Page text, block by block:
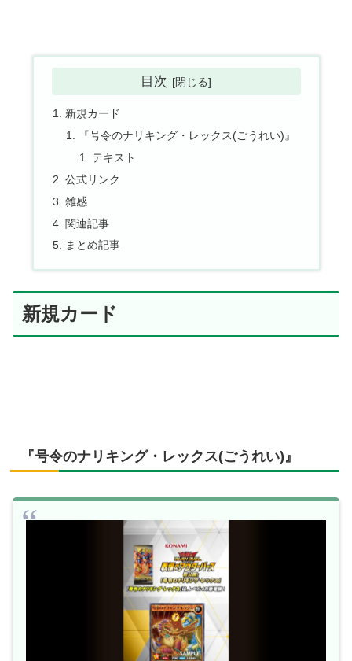
目次
新規カード
『号令のナリキング・レックス(ごうれい)』
テキスト
公式リンク
雑感
関連記事
まとめ記事
新規カード
『号令のナリキング・レックス(ごうれい)』